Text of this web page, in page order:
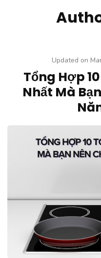
Updated on
Tổng Hợp
Nhất Mà